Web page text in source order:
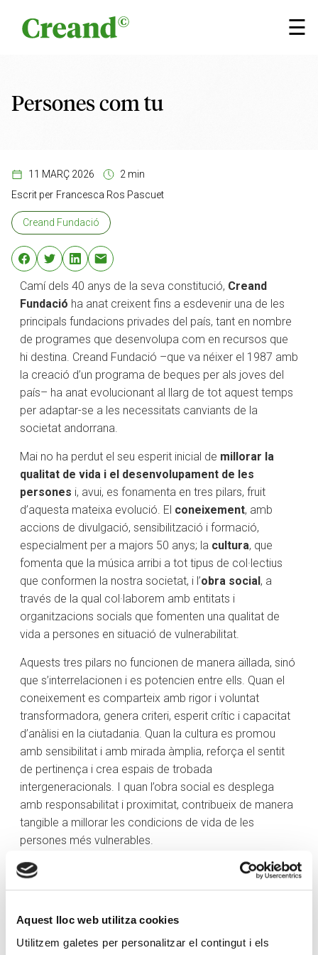
Aquest lloc web utilitza cookies
Utilitzem galetes per personalitzar el contingut i els
☰
×
Persones com tu
11 MARÇ 2026
2 min
Escrit per Francesca Ros Pascuet
Creand Fundació
Camí dels 40 anys de la seva constitució, Creand
Fundació ha anat creixent fins a esdevenir una de les
principals fundacions privades del país, tant en nombre
de programes que desenvolupa com en recursos que
hi destina. Creand Fundació –que va néixer el 1987 amb
la creació d’un programa de beques per als joves del
país– ha anat evolucionant al llarg de tot aquest temps
per adaptar-se a les necessitats canviants de la
societat andorrana.
Mai no ha perdut el seu esperit inicial de millorar la
qualitat de vida i el desenvolupament de les
persones i, avui, es fonamenta en tres pilars, fruit
d’aquesta mateixa evolució. El coneixement, amb
accions de divulgació, sensibilització i formació,
especialment per a majors 50 anys; la cultura, que
fomenta que la música arribi a tot tipus de col·lectius
que conformen la nostra societat, i l’obra social, a
través de la qual col·laborem amb entitats i
organitzacions socials que fomenten una qualitat de
vida a persones en situació de vulnerabilitat.
Aquests tres pilars no funcionen de manera aïllada, sinó
que s’interrelacionen i es potencien entre ells. Quan el
coneixement es comparteix amb rigor i voluntat
transformadora, genera criteri, esperit crític i capacitat
d’anàlisi en la ciutadania. Quan la cultura es promou
amb sensibilitat i amb mirada àmplia, reforça el sentit
de pertinença i crea espais de trobada
intergeneracionals. I quan l’obra social es desplega
amb responsabilitat i proximitat, contribueix de manera
tangible a millorar les condicions de vida de les
persones més vulnerables.
Aquesta
coherència entre pensament, acció i
compromísés el que dona solidesa al nostre projecte
iniciatives puntuals, sinó de construir una trajectòria
sostinguda en el temps, basada en l’ escolta activa de